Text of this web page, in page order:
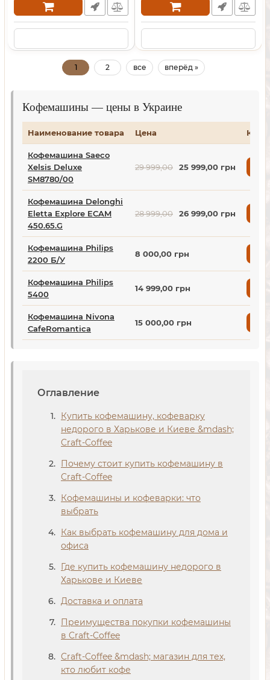
1 2 все вперёд »
Кофемашины — цены в Украине
Наименование товара Цена
Кофемашина Saeco
Xelsis Deluxe
SM8780/00
29 999,00 25 999,00 грн
Кофемашина Delonghi
Eletta Explore ECAM
450.65.G
28 999,00 26 999,00 грн
Кофемашина Philips
2200 Б/У
8 000,00 грн
Кофемашина Philips
5400
14 999,00 грн
Кофемашина Nivona
CafeRomantica
15 000,00 грн
Оглавление
Купить кофемашину, кофеварку
недорого в Харькове и Киеве &mdash;
Craft-Coffee
Почему стоит купить кофемашину в
Craft-Coffee
Кофемашины и кофеварки: что
выбрать
Как выбрать кофемашину для дома и
офиса
Где купить кофемашину недорого в
Харькове и Киеве
Доставка и оплата
Преимущества покупки кофемашины
в Craft-Coffee
Craft-Coffee &mdash; магазин для тех,
кто любит кофе